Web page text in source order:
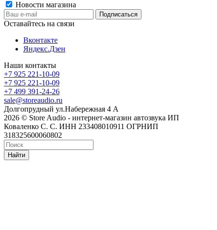
Новости магазина
Оставайтесь на связи
Вконтакте
Яндекс.Дзен
Наши контакты
+7 925 221-10-09
+7 925 221-10-09
+7 499 391-24-26
sale@storeaudio.ru
Долгопрудный ул.Набережная 4 А
2026 © Store Audio - интернет-магазин автозвука ИП
Коваленко С. С. ИНН 233408010911 ОГРНИП
318325600060802
Найти